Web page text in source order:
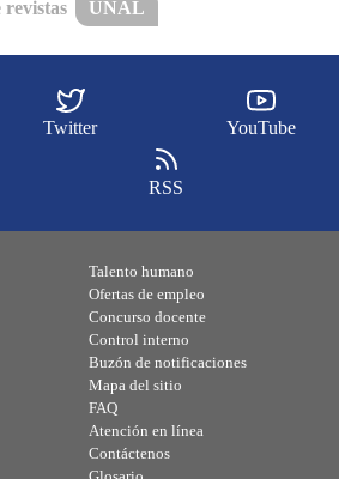
revistas UNAL
Twitter YouTube
RSS
Talento humano
Ofertas de empleo
Concurso docente
Control interno
Buzón de notificaciones
Mapa del sitio
FAQ
Atención en línea
Contáctenos